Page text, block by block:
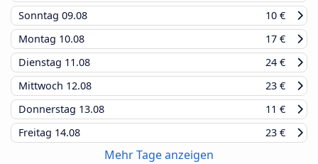
Sonntag 09.08
10 €
Montag 10.08
17 €
Dienstag 11.08
24 €
Mittwoch 12.08
23 €
Donnerstag 13.08
11 €
Freitag 14.08 23 €
Mehr Tage anzeigen